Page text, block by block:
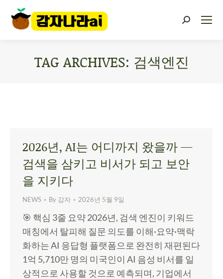
TAG ARCHIVES: 검색엔진
2026년, AI는 어디까지 왔을까 —
검색을 삼키고 비서가 되고 보안
을 지키다
NEWS By 감자 2026년 5월 9일
🎯 핵심 3줄 요약 2026년, 검색 엔진이 키워드
매칭에서 탈피해 질문 의도를 이해·요약·맥락
화하는 AI 응답형 플랫폼으로 완전히 재편된다
1억 5,710만 명의 미국인이 AI 음성 비서를 일
상적으로 사용할 것으로 예측되며, 기업에서